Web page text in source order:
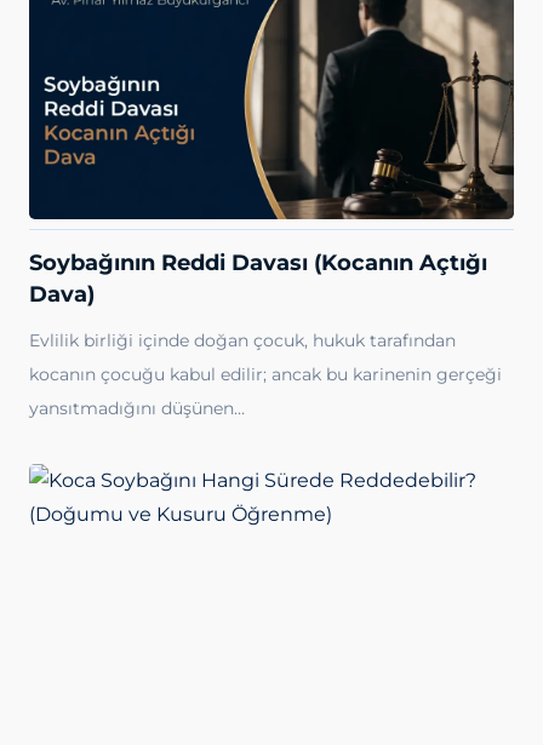
Soybağının Reddi Davası (Kocanın Açtığı
Dava)
Evlilik birliği içinde doğan çocuk, hukuk tarafından
kocanın çocuğu kabul edilir; ancak bu karinenin gerçeği
yansıtmadığını düşünen…